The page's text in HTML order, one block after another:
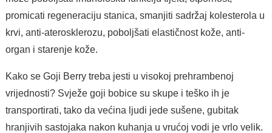
promicati regeneraciju stanica, smanjiti sadržaj kolesterola u
krvi, anti-aterosklerozu, poboljšati elastičnost kože, anti-
organ i starenje kože.
Kako se Goji Berry treba jesti u visokoj prehrambenoj
vrijednosti? Svježe goji bobice su skupe i teško ih je
transportirati, tako da većina ljudi jede sušene, gubitak
hranjivih sastojaka nakon kuhanja u vrućoj vodi je vrlo velik.